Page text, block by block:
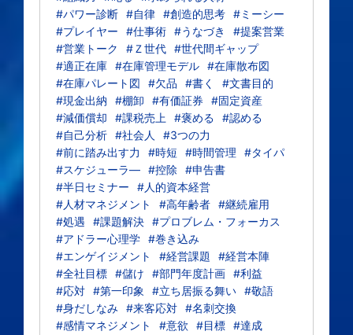
#パワー診断 #自律 #創造的思考 #ミーシー
#プレイヤー
#仕事術 #うなづき
#提案営業
#営業トーク
#Ｚ世代 #世代間ギャップ
#適正在庫 #在庫管理モデル #在庫散布図
#在庫パレート図
#欠品 #書く
#文書目的
#現金出納
#棚卸 #有価証券
#固定資産
#減価償却
#課税売上 #褒める
#認める
#自己分析 #社会人
#3つの力
#前に踏み出す力
#時短 #時間管理
#タイパ
#スケジューラ― #控除
#申告書
#半日セミナー
#人的資本経営
#人材マネジメント
#高年齢者 #継続雇用
#処遇
#課題解決 #プロブレム・フォーカス
#アドラー心理学 #巻き込み
#エンゲイジメント
#経営課題
#経営本陣
#全社目標 #儲け #部門年度計画 #利益
#応対 #第一印象 #立ち居振る舞い #敬語
#身だしなみ #来客応対 #名刺交換
#感情マネジメント
#意欲 #目標 #達成